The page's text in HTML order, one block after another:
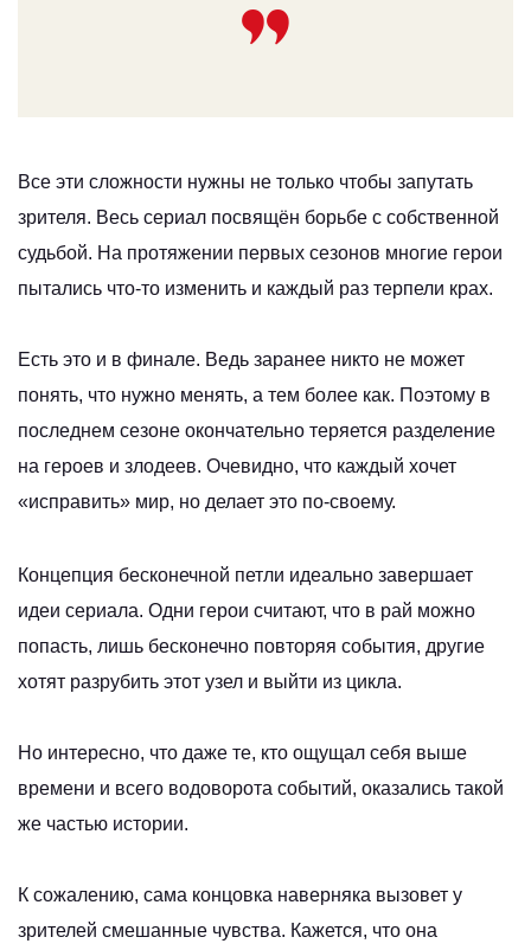
Все эти сложности нужны не только чтобы запутать
зрителя. Весь сериал посвящён борьбе с собственной
судьбой. На протяжении первых сезонов многие герои
пытались что‑то изменить и каждый раз терпели крах.
Есть это и в финале. Ведь заранее никто не может
понять, что нужно менять, а тем более как. Поэтому в
последнем сезоне окончательно теряется разделение
на героев и злодеев. Очевидно, что каждый хочет
«исправить» мир, но делает это по‑своему.
Концепция бесконечной петли идеально завершает
идеи сериала. Одни герои считают, что в рай можно
попасть, лишь бесконечно повторяя события, другие
хотят разрубить этот узел и выйти из цикла.
Но интересно, что даже те, кто ощущал себя выше
времени и всего водоворота событий, оказались такой
же частью истории.
К сожалению, сама концовка наверняка вызовет у
зрителей смешанные чувства. Кажется, что она